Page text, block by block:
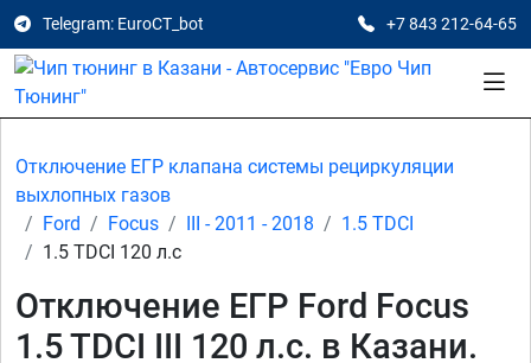
Telegram: EuroCT_bot +7 843 212-64-65
Отключение ЕГР клапана системы рециркуляции
выхлопных газов
Ford
Focus III - 2011 - 2018
1.5 TDCI
1.5 TDCI 120 л.с
Отключение ЕГР Ford Focus
1.5 TDCI III 120 л.с. в Казани.